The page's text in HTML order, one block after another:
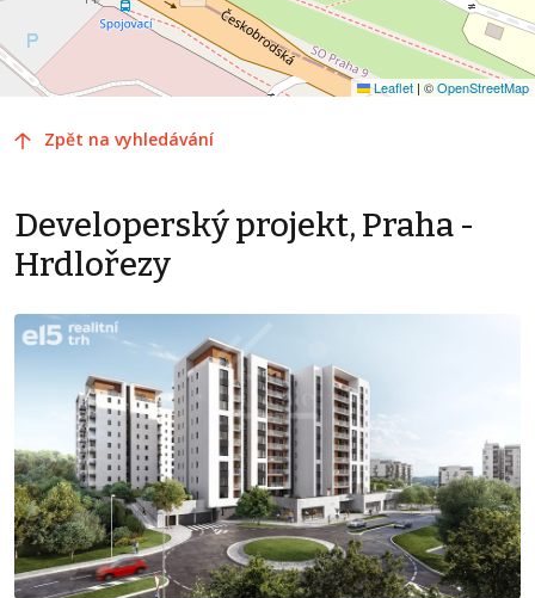
Leaflet | ©OpenStreetMap
Zpět na vyhledávání
Developerský projekt, Praha -
Hrdlořezy